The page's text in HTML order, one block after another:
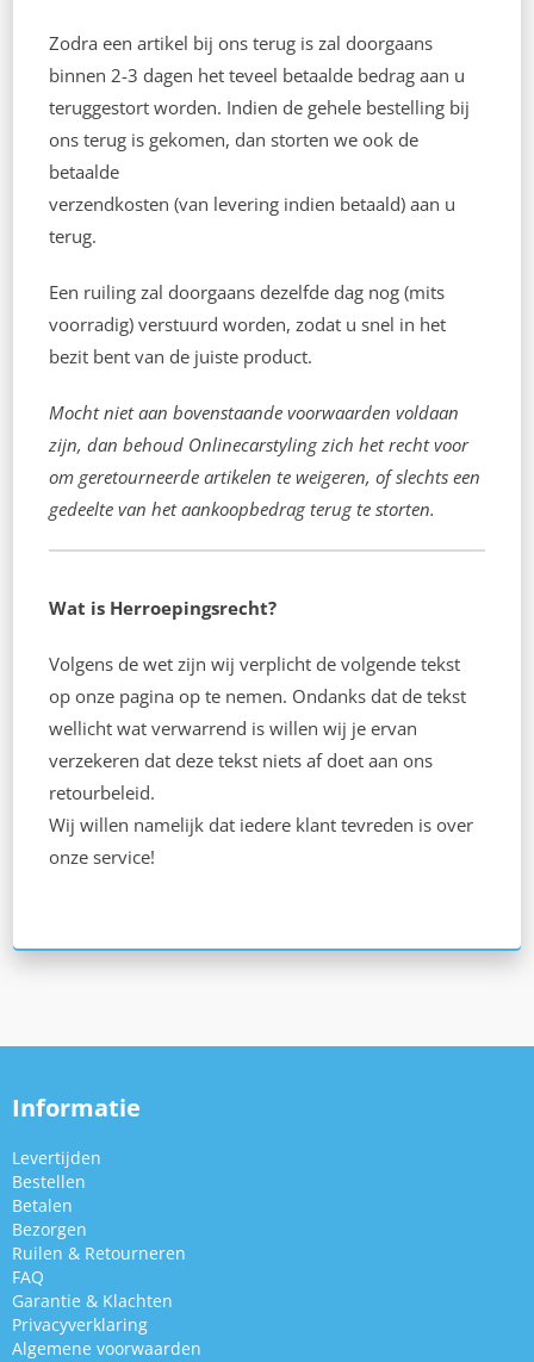
Zodra een artikel bij ons terug is zal doorgaans
binnen 2-3 dagen het teveel betaalde bedrag aan u
teruggestort worden. Indien de gehele bestelling bij
ons terug is gekomen, dan storten we ook de
betaalde
verzendkosten (van levering indien betaald) aan u
terug.
Een ruiling zal doorgaans dezelfde dag nog (mits
voorradig) verstuurd worden, zodat u snel in het
bezit bent van de juiste product.
Mocht niet aan bovenstaande voorwaarden voldaan
zijn, dan behoud Onlinecarstyling zich het recht voor
om geretourneerde artikelen te weigeren, of slechts een
gedeelte van het aankoopbedrag terug te storten.
Wat is Herroepingsrecht?
Volgens de wet zijn wij verplicht de volgende tekst
op onze pagina op te nemen. Ondanks dat de tekst
wellicht wat verwarrend is willen wij je ervan
verzekeren dat deze tekst niets af doet aan ons
retourbeleid.
Wij willen namelijk dat iedere klant tevreden is over
onze service!
Informatie
Levertijden
Bestellen
Betalen
Bezorgen
Ruilen & Retourneren
FAQ
Garantie & Klachten
Privacyverklaring
Algemene voorwaarden